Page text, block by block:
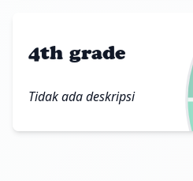
4th grade
Tidak ada deskripsi